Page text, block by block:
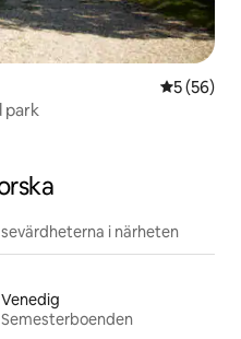
5 av 5 i
5 (56)
park
i närheten
Venedig
Semesterboenden